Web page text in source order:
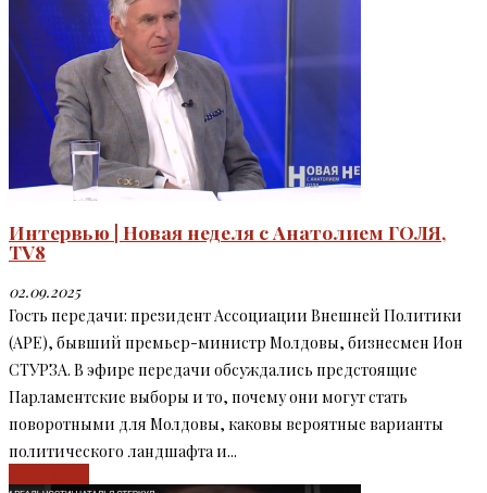
Интервью | Новая неделя с Анатолием ГОЛЯ,
TV8
02.09.2025
Гость передачи: президент Ассоциации Внешней Политики
(APE), бывший премьер-министр Молдовы, бизнесмен Ион
СТУРЗА. В эфире передачи обсуждались предстоящие
Парламентские выборы и то, почему они могут стать
поворотными для Молдовы, каковы вероятные варианты
политического ландшафта и...